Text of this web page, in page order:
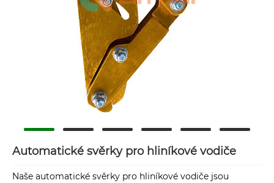
Automatické svěrky pro hliníkové vodiče
Naše automatické svěrky pro hliníkové vodiče jsou